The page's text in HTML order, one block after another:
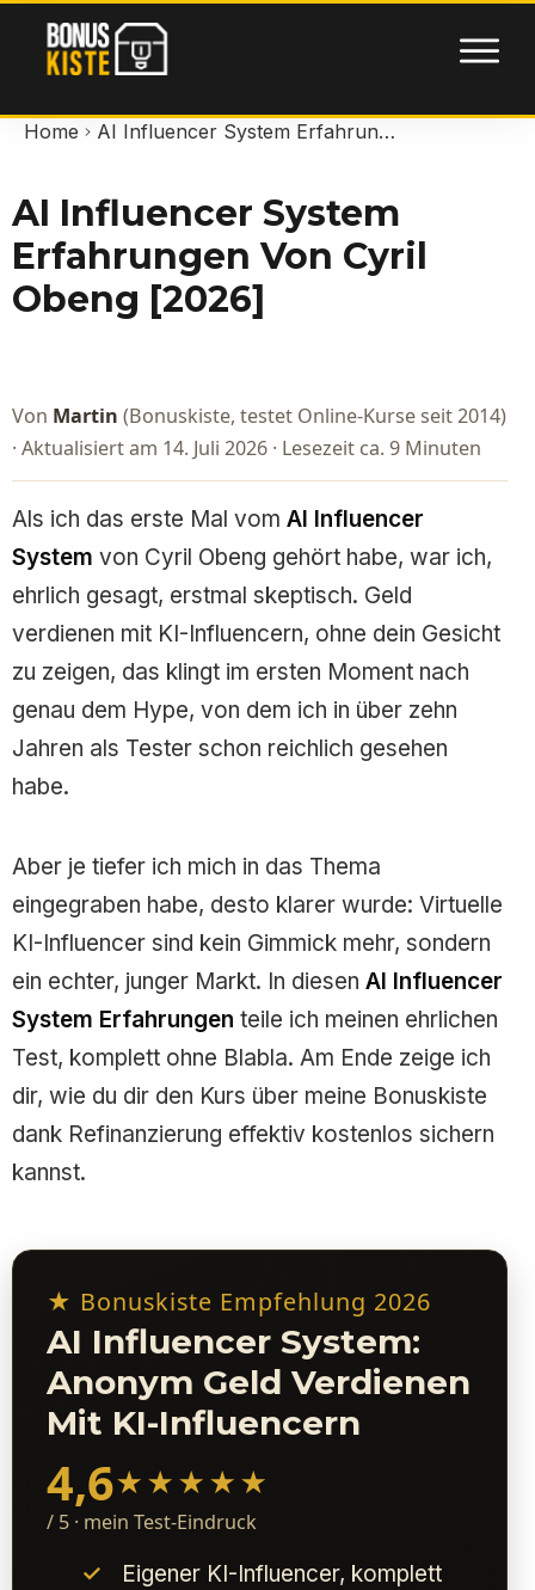
Home AI Influencer System Erfahrungen von Cyril Obeng [2026]
AI Influencer System
Erfahrungen Von Cyril
Obeng [2026]
Von Martin (Bonuskiste, testet Online-Kurse seit 2014)
· Aktualisiert am 14. Juli 2026 · Lesezeit ca. 9 Minuten
Als ich das erste Mal vom AI Influencer
System von Cyril Obeng gehört habe, war ich,
ehrlich gesagt, erstmal skeptisch. Geld
verdienen mit KI-Influencern, ohne dein Gesicht
zu zeigen, das klingt im ersten Moment nach
genau dem Hype, von dem ich in über zehn
Jahren als Tester schon reichlich gesehen
habe.
Aber je tiefer ich mich in das Thema
eingegraben habe, desto klarer wurde: Virtuelle
KI-Influencer sind kein Gimmick mehr, sondern
ein echter, junger Markt. In diesen AI Influencer
System Erfahrungen teile ich meinen ehrlichen
Test, komplett ohne Blabla. Am Ende zeige ich
dir, wie du dir den Kurs über meine Bonuskiste
dank Refinanzierung effektiv kostenlos sichern
kannst.
★ Bonuskiste Empfehlung 2026
AI Influencer System:
Anonym Geld Verdienen
Mit KI-Influencern
4,6★★★★★
/ 5 · mein Test-Eindruck
Eigener KI-Influencer, komplett